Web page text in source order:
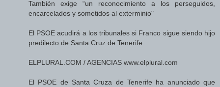
También exige “un reconocimiento a los perseguidos,
encarcelados y sometidos al exterminio"
El PSOE acudirá a los tribunales si Franco sigue siendo hijo
predilecto de Santa Cruz de Tenerife
ELPLURAL.COM / AGENCIAS www.elplural.com
El PSOE de Santa Cruza de Tenerife ha anunciado que